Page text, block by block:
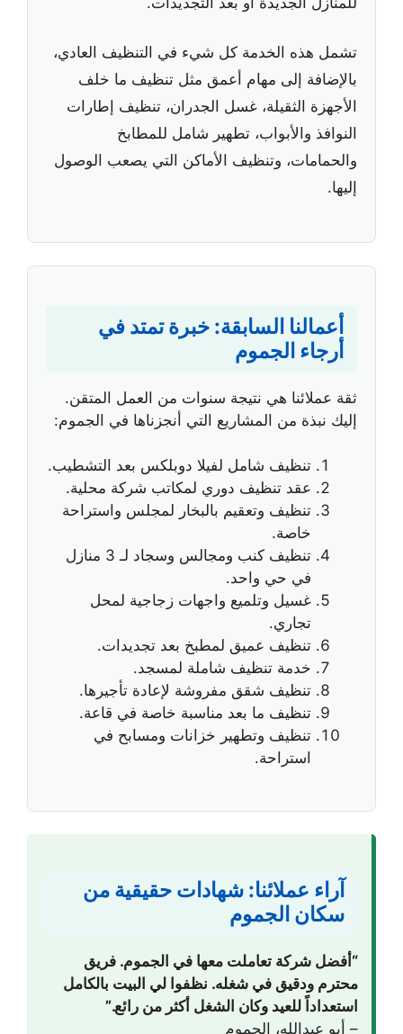
تشمل هذه الخدمة كل شيء في التنظيف العادي،
بالإضافة إلى مهام أعمق مثل تنظيف ما خلف
الأجهزة الثقيلة، غسل الجدران، تنظيف إطارات
النوافذ والأبواب، تطهير شامل للمطابخ
والحمامات، وتنظيف الأماكن التي يصعب الوصول
إليها.
أعمالنا السابقة: خبرة تمتد في
أرجاء الجموم
ثقة عملائنا هي نتيجة سنوات من العمل المتقن.
إليك نبذة من المشاريع التي أنجزناها في الجموم:
تنظيف شامل لفيلا دوبلكس بعد التشطيب.
عقد تنظيف دوري لمكاتب شركة محلية.
تنظيف وتعقيم بالبخار لمجلس واستراحة
خاصة.
تنظيف كنب ومجالس وسجاد لـ 3 منازل
في حي واحد.
غسيل وتلميع واجهات زجاجية لمحل
تجاري.
تنظيف عميق لمطبخ بعد تجديدات.
خدمة تنظيف شاملة لمسجد.
تنظيف شقق مفروشة لإعادة تأجيرها.
تنظيف ما بعد مناسبة خاصة في قاعة.
تنظيف وتطهير خزانات ومسابح في
استراحة.
آراء عملائنا: شهادات حقيقية من
سكان الجموم
“أفضل شركة تعاملت معها في الجموم. فريق
محترم ودقيق في شغله. نظفوا لي البيت بالكامل
استعداداً للعيد وكان الشغل أكثر من رائع.”
– أبو عبدالله، الجموم